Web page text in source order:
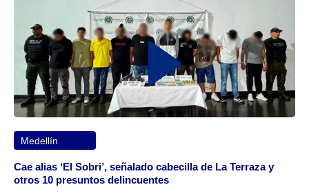
Medellín
Cae alias ‘El Sobri’, señalado cabecilla de La Terraza y
otros 10 presuntos delincuentes